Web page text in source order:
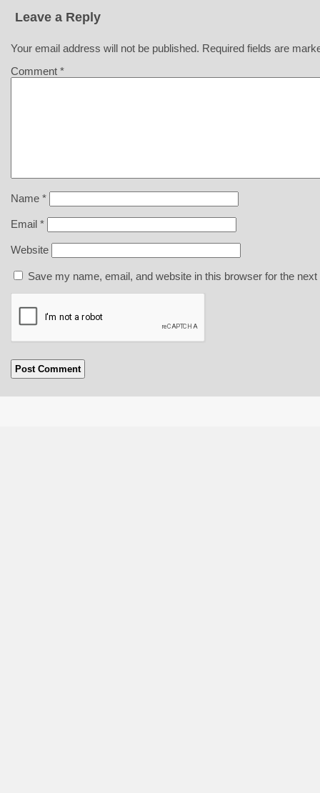
Leave a Reply
Your email address will not be published. Required fields are
Comment *
Name *
Email *
Website
Save my name, email, and website in this browser for the